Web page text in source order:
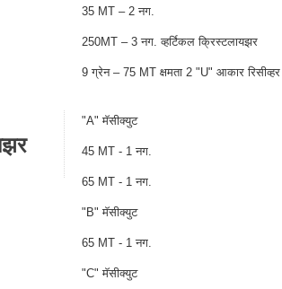
35 MT – 2 नग.
250MT – 3 नग. व्हर्टिकल क्रिस्टलायझर
9 ग्रेन – 75 MT क्षमता 2 "U" आकार रिसीव्हर
"A" मॅसीक्युट
45 MT - 1 नग.
65 MT - 1 नग.
"B" मॅसीक्युट
65 MT - 1 नग.
"C" मॅसीक्युट